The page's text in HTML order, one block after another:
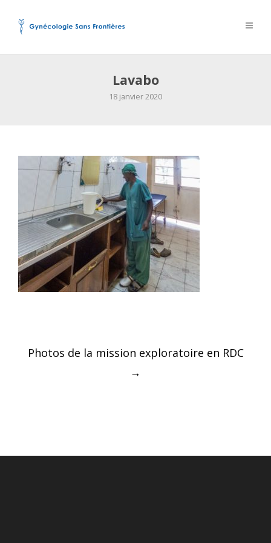
Lavabo
18 janvier 2020
Post
Photos de la mission exploratoire en RDC
→